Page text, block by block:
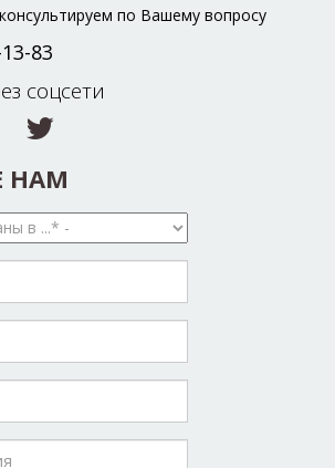
по Вашему вопросу
83
соцсети
НАМ